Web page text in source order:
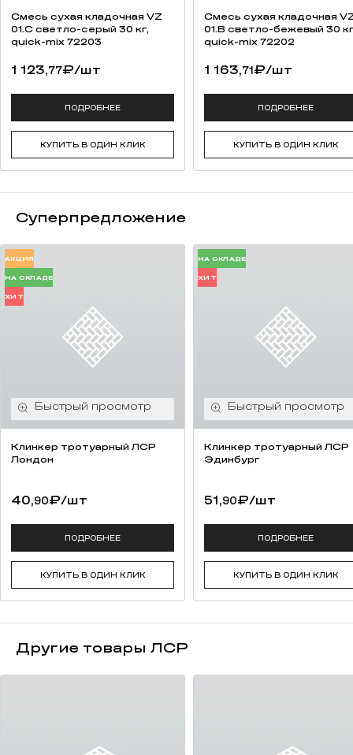
Смесь cухая кладочная VZ
01.C светло-серый 30 кг,
quick-mix 72203
1 123,77₽/шт
ПОДРОБНЕЕ
КУПИТЬ В ОДИН КЛИК
Смесь cухая кладочная
01.B светло-бежевый 30
quick-mix 72202
1 163,71₽/шт
ПОДРОБНЕЕ
КУПИТЬ В ОДИН КЛИК
Суперпредложение
АКЦИЯ
НА СКЛАДЕ
ХИТ
Клинкер тротуарный ЛСР
Лондон
40,90₽/шт
ПОДРОБНЕЕ
КУПИТЬ В ОДИН КЛИК
НА СКЛАДЕ
ХИТ
Клинкер тротуарный ЛСР
Эдинбург
51,90₽/шт
ПОДРОБНЕЕ
КУПИТЬ В ОДИН КЛИК
Другие товары ЛСР